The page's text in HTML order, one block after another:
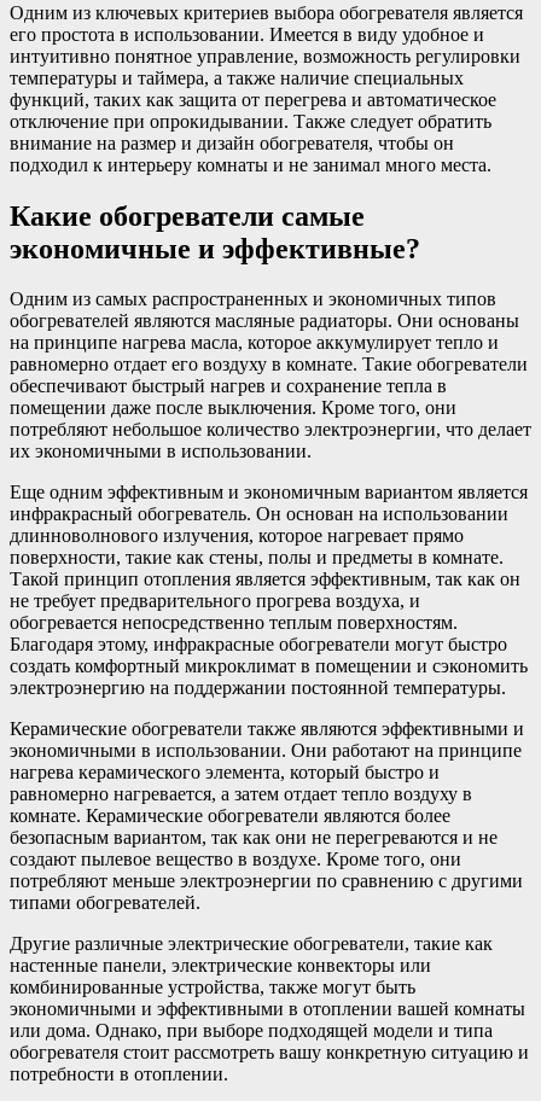
Одним из ключевых критериев выбора обогревателя является
его простота в использовании. Имеется в виду удобное и
интуитивно понятное управление, возможность регулировки
температуры и таймера, а также наличие специальных
функций, таких как защита от перегрева и автоматическое
отключение при опрокидывании. Также следует обратить
внимание на размер и дизайн обогревателя, чтобы он
подходил к интерьеру комнаты и не занимал много места.
Какие обогреватели самые
экономичные и эффективные?
Одним из самых распространенных и экономичных типов
обогревателей являются масляные радиаторы. Они основаны
на принципе нагрева масла, которое аккумулирует тепло и
равномерно отдает его воздуху в комнате. Такие обогреватели
обеспечивают быстрый нагрев и сохранение тепла в
помещении даже после выключения. Кроме того, они
потребляют небольшое количество электроэнергии, что делает
их экономичными в использовании.
Еще одним эффективным и экономичным вариантом является
инфракрасный обогреватель. Он основан на использовании
длинноволнового излучения, которое нагревает прямо
поверхности, такие как стены, полы и предметы в комнате.
Такой принцип отопления является эффективным, так как он
не требует предварительного прогрева воздуха, и
обогревается непосредственно теплым поверхностям.
Благодаря этому, инфракрасные обогреватели могут быстро
создать комфортный микроклимат в помещении и сэкономить
электроэнергию на поддержании постоянной температуры.
Керамические обогреватели также являются эффективными и
экономичными в использовании. Они работают на принципе
нагрева керамического элемента, который быстро и
равномерно нагревается, а затем отдает тепло воздуху в
комнате. Керамические обогреватели являются более
безопасным вариантом, так как они не перегреваются и не
создают пылевое вещество в воздухе. Кроме того, они
потребляют меньше электроэнергии по сравнению с другими
типами обогревателей.
Другие различные электрические обогреватели, такие как
настенные панели, электрические конвекторы или
комбинированные устройства, также могут быть
экономичными и эффективными в отоплении вашей комнаты
или дома. Однако, при выборе подходящей модели и типа
обогревателя стоит рассмотреть вашу конкретную ситуацию и
потребности в отоплении.